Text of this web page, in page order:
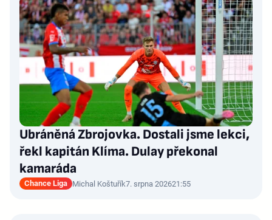
Ubráněná Zbrojovka. Dostali jsme lekci,
řekl kapitán Klíma. Dulay překonal
kamaráda
Chance Liga Michal Koštuřík7. srpna 202621:55